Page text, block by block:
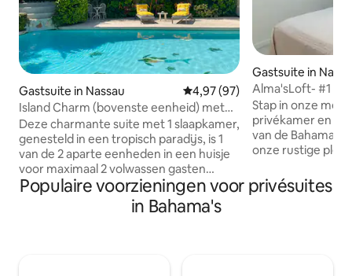
Gastsuite in Nassau Gemiddelde beoordeling van
4,97 (97)
Island Charm (bovenste eenheid) met
zwembad en boomhut
Deze charmante suite met 1 slaapkamer,
genesteld in een tropisch paradijs, is 1
van de 2 aparte eenheden in een huisje
voor maximaal 2 volwassen gasten
(eigenaar woont op het terrein).
Inclusief queensize bed, 1 badkamer,
kitchenette, zwembad met waterpartij,
Gastsuite in
Alma'sLoft- #1
Visa
Stap in onze met
privékamer en
van de Bahama
onze rustige plek. Alma 's Loft is een
voorzieningen
maken, op 1,6
Populaire voorzieningen voor privésuites
in Bahama's